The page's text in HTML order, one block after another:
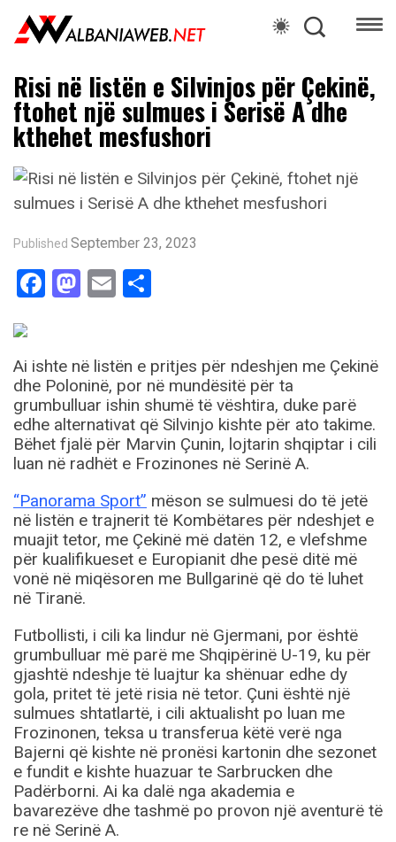
Risi në listën e Silvinjos për Çekinë,
ftohet një sulmues i Serisë A dhe
kthehet mesfushori
Published September 23, 2023
Facebook
Mastodon
Email
Ai ishte në listën e pritjes për ndeshjen me Çekinë
dhe Poloninë, por në mundësitë për ta
grumbulluar ishin shumë të vështira, duke parë
edhe alternativat që Silvinjo kishte për ato takime.
Bëhet fjalë për Marvin Çunin, lojtarin shqiptar i cili
luan në radhët e Frozinones në Serinë A.
“Panorama Sport” mëson se sulmuesi do të jetë
në listën e trajnerit të Kombëtares për ndeshjet e
muajit tetor, me Çekinë më datën 12, e vlefshme
për kualifikueset e Europianit dhe pesë ditë më
vonë në miqësoren me Bullgarinë që do të luhet
në Tiranë.
Futbollisti, i cili ka lindur në Gjermani, por është
grumbulluar më parë me Shqipërinë U-19, ku për
gjashtë ndeshje të luajtur ka shënuar edhe dy
gola, pritet të jetë risia në tetor. Çuni është një
sulmues shtatlartë, i cili aktualisht po luan me
Frozinonen, teksa u transferua këtë verë nga
Bajerni që kishte në pronësi kartonin dhe sezonet
e fundit e kishte huazuar te Sarbrucken dhe
Padërborni. Ai ka dalë nga akademia e
bavarezëve dhe tashmë po provon një aventurë të
re në Serinë A.